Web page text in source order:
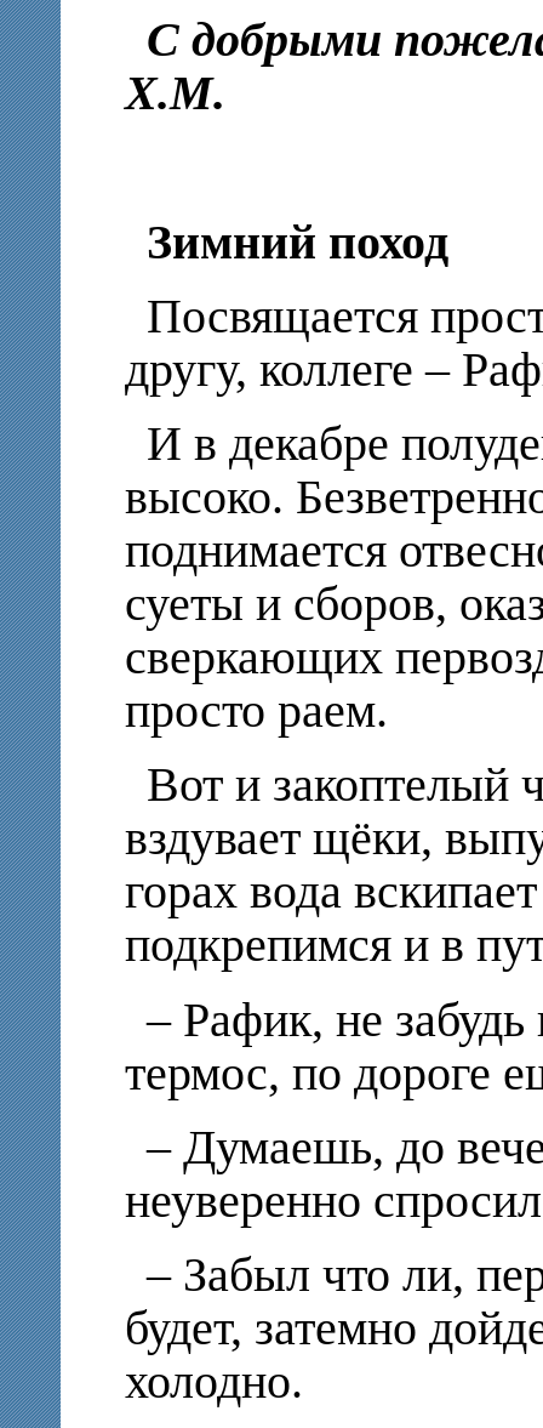
С добрыми
Х.М.
Зимний поход
Посвящается
другу, коллеге –
И в декабре
высоко.
поднимается
суеты и сборов,
сверкающих
просто раем.
Вот и закоптелый
вздувает щёки,
горах вода
подкрепимся и в
– Рафик, не забудь
термос, по дороге
– Думаешь, до
неуверенно
– Забыл что ли,
будет, затемно
холодно.